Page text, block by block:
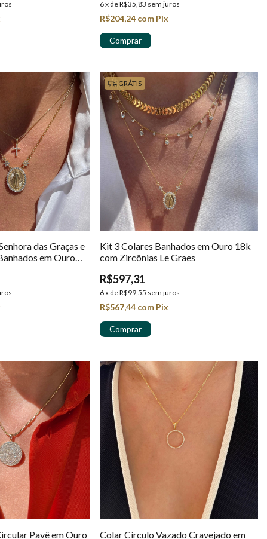
6x deR$35,83 sem juros
R$204,24 com Pix
das Graças e
em Ouro
GRÁTIS
Kit 3 Colares Banhados em Ouro 18k
com Zircônias Le Graes
R$597,31
6x deR$99,55 sem juros
R$567,44 com Pix
Pavê em Ouro Colar Círculo Vazado Cravejado em